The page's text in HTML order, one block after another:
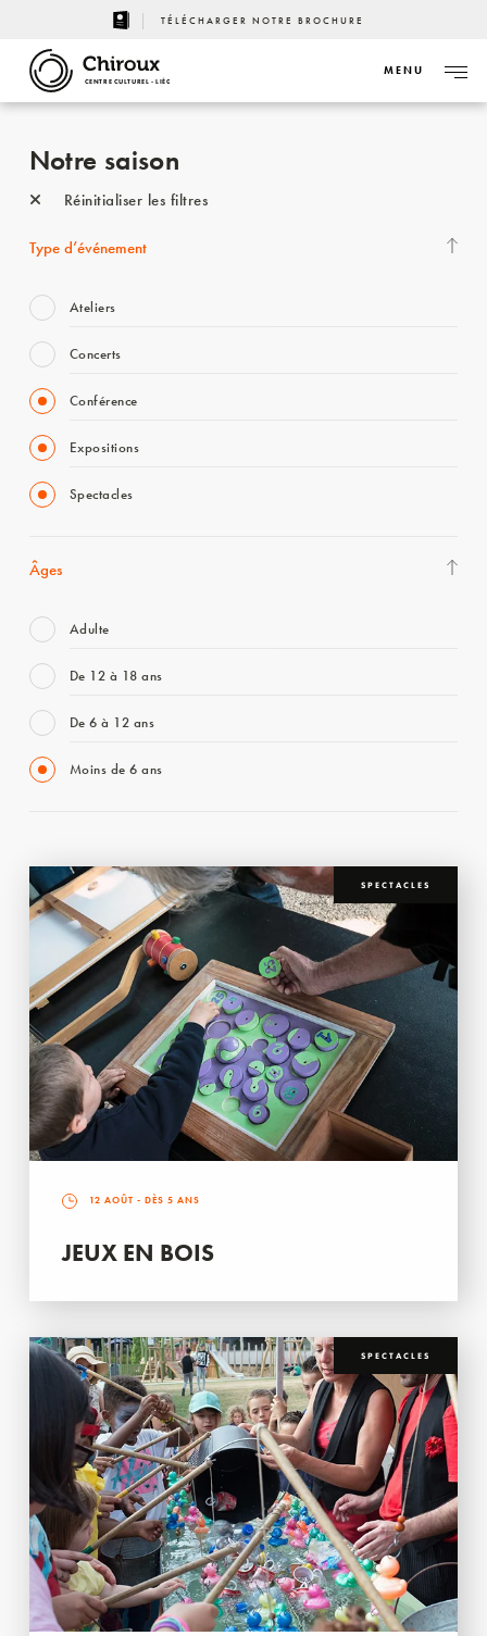
TÉLÉCHARGER NOTRE BROCHURE
CENTRE CULTUREL - LIÈGE
MENU
Notre saison
Réinitialiser les filtres
Type d’événement
Ateliers
Concerts
Conférence
Expositions
Spectacles
Âges
Adulte
De 12 à 18 ans
De 6 à 12 ans
Moins de 6 ans
SPECTACLES
12 AOÛT - DÈS 5 ANS
JEUX EN BOIS
SPECTACLES